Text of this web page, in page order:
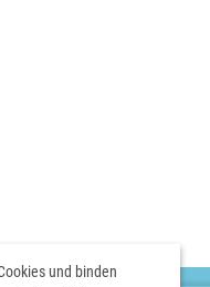
und binden